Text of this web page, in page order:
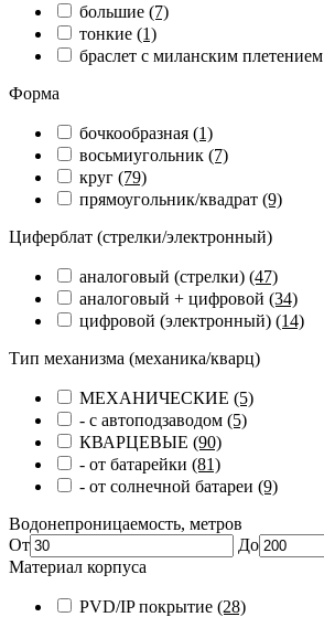
большие (7)
тонкие (1)
браслет с миланским плетением
Форма
бочкообразная (1)
восьмиугольник (7)
круг (79)
прямоугольник/квадрат (9)
Циферблат (стрелки/электронный)
аналоговый (стрелки) (47)
аналоговый + цифровой (34)
цифровой (электронный) (14)
Тип механизма (механика/кварц)
МЕХАНИЧЕСКИЕ (5)
- с автоподзаводом (5)
КВАРЦЕВЫЕ (90)
- от батарейки (81)
- от солнечной батареи (9)
Водонепроницаемость, метров
От
До
Материал корпуса
PVD/IP покрытие (28)